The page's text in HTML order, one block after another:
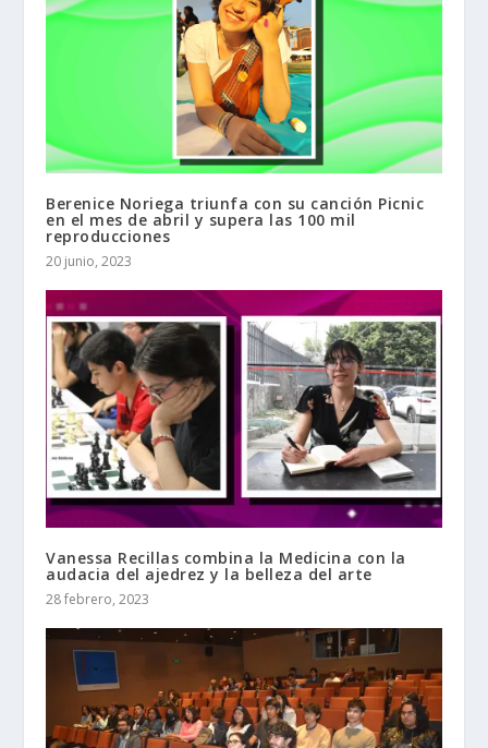
Berenice Noriega triunfa con su canción Picnic
en el mes de abril y supera las 100 mil
reproducciones
20 junio, 2023
Vanessa Recillas combina la Medicina con la
audacia del ajedrez y la belleza del arte
28 febrero, 2023